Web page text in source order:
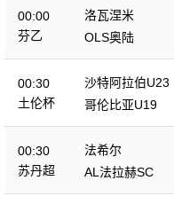
00:00
芬乙
洛瓦涅米
OLS奥陆
00:30
土伦杯
沙特阿拉伯U23
哥伦比亚U19
00:30
苏丹超
法希尔
AL法拉赫SC